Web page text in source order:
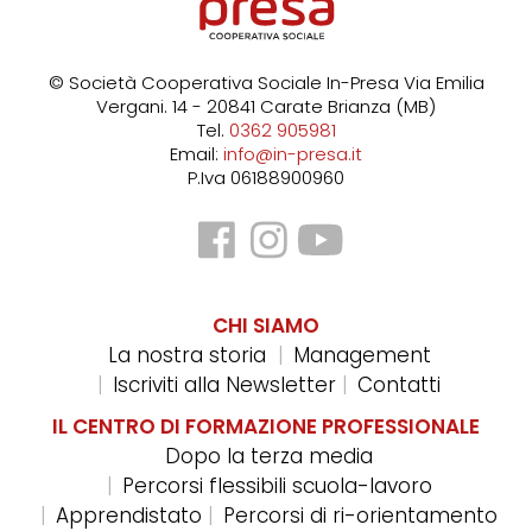
© Società Cooperativa Sociale In-Presa Via Emilia
Vergani. 14 - 20841 Carate Brianza (MB)
Tel. 0362 905981
Email: info@in-presa.it
P.Iva 06188900960
CHI SIAMO
La nostra storia
Management
Iscriviti alla Newsletter
Contatti
IL CENTRO DI FORMAZIONE PROFESSIONALE
Dopo la terza media
Percorsi flessibili scuola-lavoro
Apprendistato
Percorsi di ri-orientamento